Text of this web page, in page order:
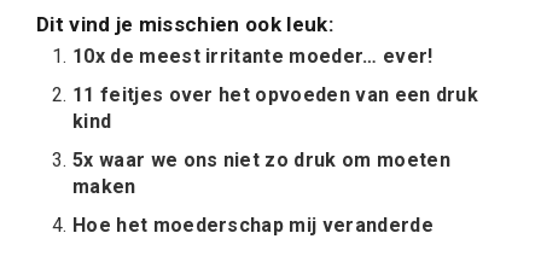
Dit vind je misschien ook leuk:
10x de meest irritante moeder… ever!
11 feitjes over het opvoeden van een druk
kind
5x waar we ons niet zo druk om moeten
maken
Hoe het moederschap mij veranderde